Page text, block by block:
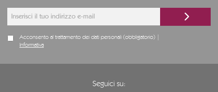
Acconsento al trattamento dei dati personali (obbligatorio) |
Informativa
Seguici su: